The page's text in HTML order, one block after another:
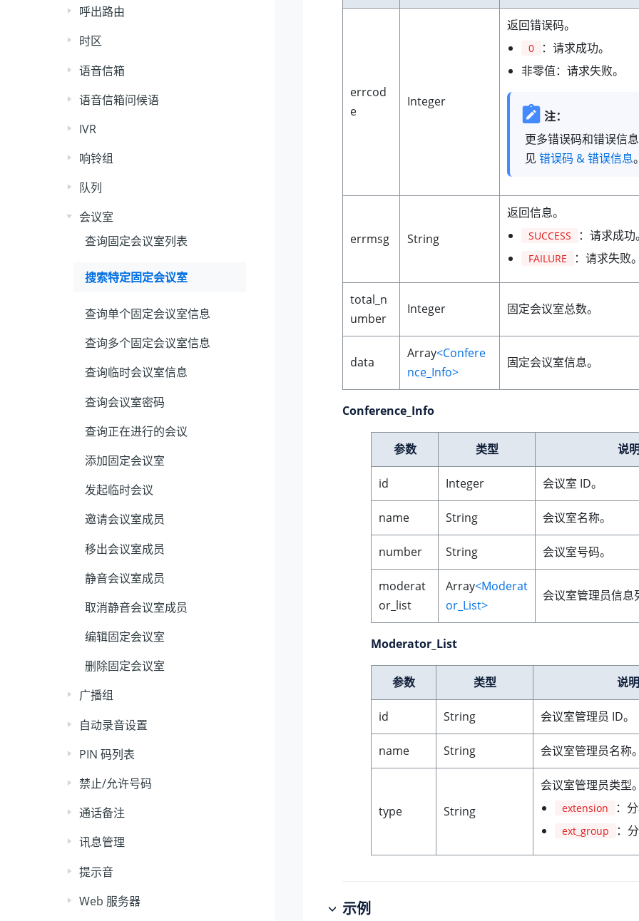
呼出路由
时区
语音信箱
语音信箱问候语
IVR
响铃组
队列
会议室
查询固定会议室列表
搜索特定固定会议室
查询单个固定会议室信息
查询多个固定会议室信息
查询临时会议室信息
查询会议室密码
查询正在进行的会议
添加固定会议室
发起临时会议
邀请会议室成员
移出会议室成员
静音会议室成员
取消静音会议室成员
编辑固定会议室
删除固定会议室
广播组
自动录音设置
PIN 码列表
禁止/允许号码
通话备注
讯息管理
提示音
Web 服务器
errcod
e
Integer
返回错误码。
0
：请求成功。
非零值：请求失败。
注：
更多错误码和错误信
见 错误码 & 错误信息
errmsg String
返回信息。
SUCCESS ：请求成功
FAILURE ：请求失败
total_n
umber
Integer 固定会议室总数。
data
Array<Confere
nce_Info>
固定会议室信息。
Conference_Info
参数 类型 说
id Integer 会议室 ID。
name String 会议室名称。
number String 会议室号码。
moderat
or_list
Array<Moderat
or_List>
会议室管理员信息
Moderator_List
参数 类型 说明
id String 会议室管理员 ID。
name String 会议室管理员名称
type String
会议室管理员类型
extension ：
ext_group ：
示例